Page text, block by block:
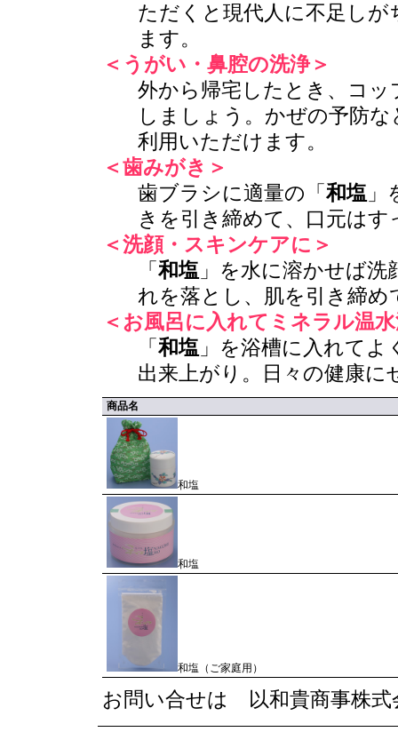
ただくと現代人に不足し
ます。
＜うがい・鼻腔の洗浄＞
外から帰宅したとき、コッ
しましょう。かぜの予防
利用いただけます。
＜歯みがき＞
歯ブラシに適量の「和塩
きを引き締めて、口元はす
＜洗顔・スキンケアに＞
「和塩 」を水に溶かせば
れを落とし、肌を引き締め
＜お風呂に入れてミネラル温
「和塩 」を浴槽に入れて
出来上がり。日々の健康
商品名
和塩
和塩
和塩（ご家庭用）
お問い合せは 以和貴商事株